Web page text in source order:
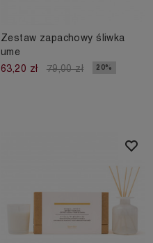
Zestaw zapachowy śliwka
ume
63,20 zł
79,00 zł 20%